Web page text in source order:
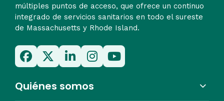
múltiples puntos de acceso, que ofrece un continuo
integrado de servicios sanitarios en todo el sureste
de Massachusetts y Rhode Island.
Quiénes somos